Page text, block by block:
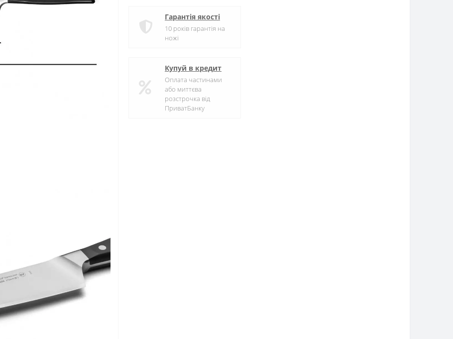
Гарантія якості
10 років гарантія на
ножі
Купуй в кредит
Оплата частинами
або миттєва
розстрочка від
ПриватБанку